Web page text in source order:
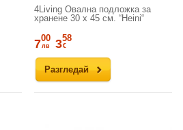
4Living Овална подложка за
хранене 30 х 45 см. “Heini“
Разгледай
700
лв 358
€